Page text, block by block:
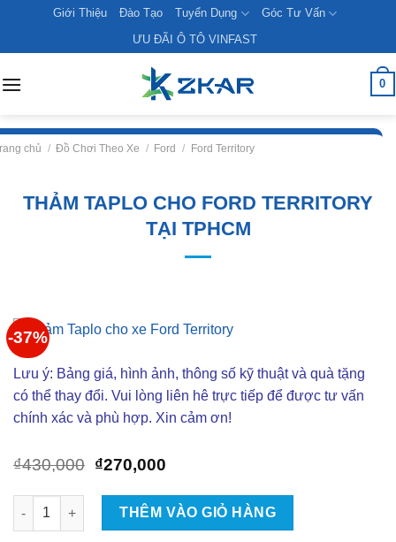
content
Giới Thiệu Đào Tạo Tuyển Dụng
Góc Tư Vấn
ƯU ĐÃI Ô TÔ VINFAST
0
chủ / Đồ Chơi Theo Xe / Ford / Ford Territory
THẢM TAPLO CHO FORD TERRITORY
TẠI TPHCM
-37%
Lưu ý: Bảng giá, hình ảnh, thông số kỹ thuật và quà tặng
có thể thay đổi. Vui lòng liên hê trực tiếp để được tư vấn
chính xác và phù hợp. Xin cảm ơn!
₫430,000 Giá
là:
₫430,000.
₫270,000Giá
tại
là:
₫270,000.
Thảm Taplo Cho Ford Territory Tại TPHCM số lượng
THÊM VÀO GIỎ HÀNG